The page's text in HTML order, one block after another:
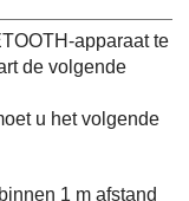
apparaat te
de volgende
u het volgende
1 m afstand